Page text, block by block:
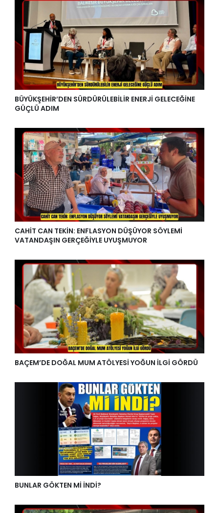
BÜYÜKŞEHİR’DEN SÜRDÜRÜLEBİLİR ENERJİ GELECEĞİNE
GÜÇLÜ ADIM
CAHİT CAN TEKİN: ENFLASYON DÜŞÜYOR SÖYLEMİ
VATANDAŞIN GERÇEĞİYLE UYUŞMUYOR
BAÇEM’DE DOĞAL MUM ATÖLYESİ YOĞUN İLGİ GÖRDÜ
BUNLAR GÖKTEN Mİ İNDİ?